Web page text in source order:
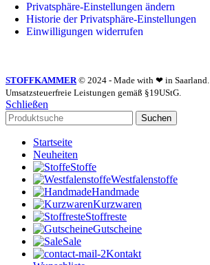
Privatsphäre-Einstellungen ändern
Historie der Privatsphäre-Einstellungen
Einwilligungen widerrufen
STOFFKAMMER© 2024 - Made with ❤ in Saarland.
Umsatzsteuerfreie Leistungen gemäß §19UStG.
Schließen
Suchen
Startseite
Neuheiten
Stoffe
Westfalenstoffe
Handmade
Kurzwaren
Stoffreste
Gutscheine
Sale
Kontakt